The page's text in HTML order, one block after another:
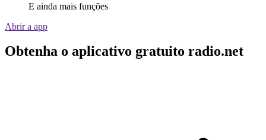
E ainda mais funções
Abrir a app
Obtenha o aplicativo gratuito radio.net